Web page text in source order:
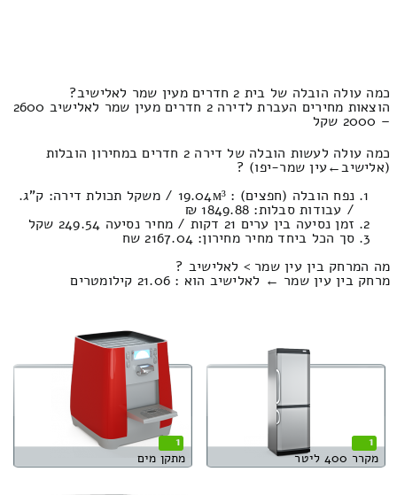
כמה עולה הובלה של בית 2 חדרים מעין שמר לאלישיב?
הוצאות מחירים העברת לדירה 2 חדרים מעין שמר לאלישיב 2600
– 2000 שקל
כמה עולה לעשות הובלה של דירה 2 חדרים במחירון הובלות
(אלישיב‎←‏עין שמר-יפו) ?
נפח הובלה (חפצים) : 19.04м³ / משקל תכולת דירה: ק”ג.
/ עבודות סבלות: 1849.88 ₪
זמן נסיעה בין ערים 21 דקות / מחיר נסיעה 249.54 שקל
סך הכל ביחד מחיר מחירון: 2167.04 שח
מה המרחק בין עין שמר > לאלישיב ?
מרחק בין עין שמר ← לאלישיב הוא : 21.06 קילומטרים
1
מקרר 400 ליטר
1
מתקן מים